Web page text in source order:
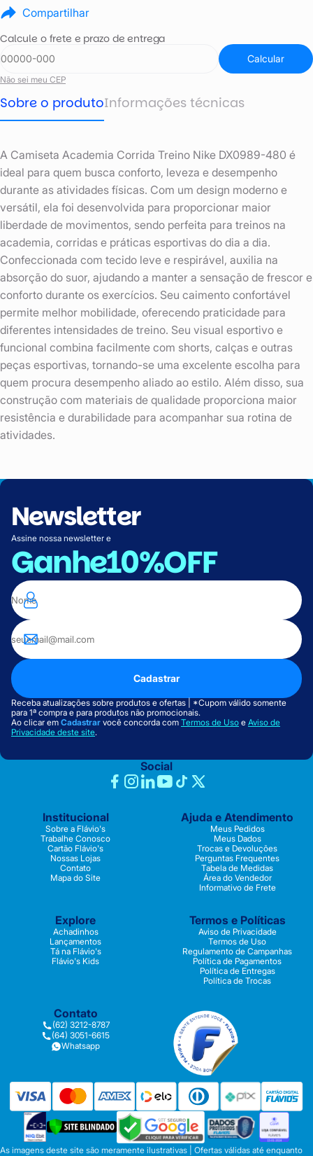
Compartilhar
Calcule o frete e prazo de entrega
Calcular
Não sei meu CEP
Sobre o produtoInformações técnicas
A Camiseta Academia Corrida Treino Nike DX0989-480 é
ideal para quem busca conforto, leveza e desempenho
durante as atividades físicas. Com um design moderno e
versátil, ela foi desenvolvida para proporcionar maior
liberdade de movimentos, sendo perfeita para treinos na
academia, corridas e práticas esportivas do dia a dia.
Confeccionada com tecido leve e respirável, auxilia na
absorção do suor, ajudando a manter a sensação de frescor e
conforto durante os exercícios. Seu caimento confortável
permite melhor mobilidade, oferecendo praticidade para
diferentes intensidades de treino. Seu visual esportivo e
funcional combina facilmente com shorts, calças e outras
peças esportivas, tornando-se uma excelente escolha para
quem procura desempenho aliado ao estilo. Além disso, sua
construção com materiais de qualidade proporciona maior
resistência e durabilidade para acompanhar sua rotina de
atividades.
Newsletter
Assine nossa newsletter e
Ganhe10%OFF
Cadastrar
Receba atualizações sobre produtos e ofertas | *Cupom válido somente
para 1ª compra e para produtos não promocionais.
Ao clicar em Cadastrar você concorda com Termos de Uso e Aviso de
Privacidade deste site.
Social
Institucional
Sobre a Flávio's
Trabalhe Conosco
Cartão Flávio's
Nossas Lojas
Contato
Mapa do Site
Ajuda e Atendimento
Meus Pedidos
Meus Dados
Trocas e Devoluções
Perguntas Frequentes
Tabela de Medidas
Área do Vendedor
Informativo de Frete
Explore
Achadinhos
Lançamentos
Tá na Flávio's
Flávio's Kids
Termos e Políticas
Aviso de Privacidade
Termos de Uso
Regulamento de Campanhas
Política de Pagamentos
Política de Entregas
Política de Trocas
Contato
(62) 3212-8787
(64) 3051-6615
Whatsapp
As imagens deste site são meramente ilustrativas | Ofertas válidas até enquanto